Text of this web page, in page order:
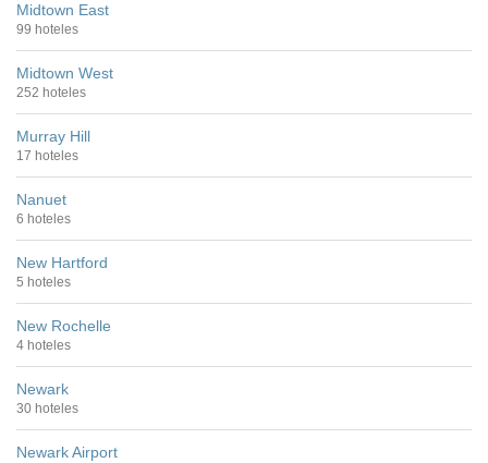
Midtown East
99 hoteles
Midtown West
252 hoteles
Murray Hill
17 hoteles
Nanuet
6 hoteles
New Hartford
5 hoteles
New Rochelle
4 hoteles
Newark
30 hoteles
Newark Airport